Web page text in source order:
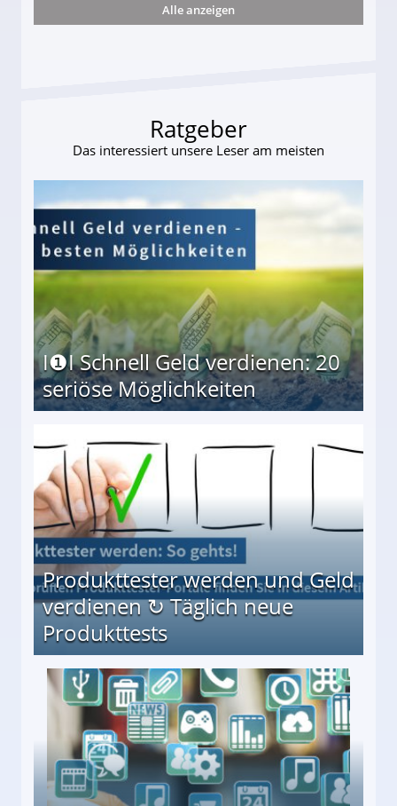
Mutter freigesprochen!
Alle anzeigen
Ratgeber
Das interessiert unsere Leser am meisten
I❶I Schnell Geld verdienen: 20
seriöse Möglichkeiten
Produkttester werden und Geld
verdienen ↻ Täglich neue
Produkttests
↻ Täglich neue Produkttests